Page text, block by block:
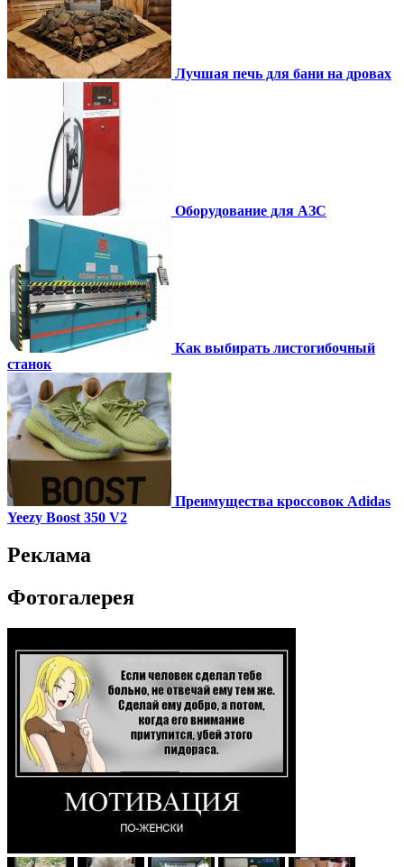
Лучшая печь для бани на дровах
Оборудование для АЗС
Как выбирать листогибочный
станок
Преимущества кроссовок Adidas
Yeezy Boost 350 V2
Реклама
Фотогалерея